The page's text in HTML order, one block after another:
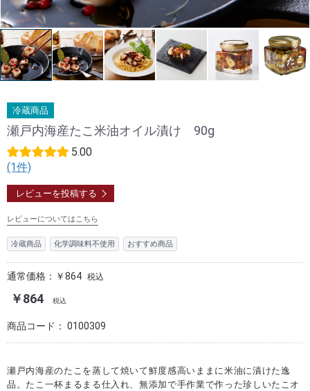
冷蔵商品
瀬戸内海産たこ米油オイル漬け 90g
5.00
(1件)
レビューを投稿する
レビューについてはこちら
冷蔵商品 化学調味料不使用 おすすめ商品
通常価格：￥864 税込
￥864 税込
商品コード： 0100309
瀬戸内海産のたこを蒸して焼いて鮮度感高いままに米油に漬けた逸
品。たこ一杯まるまる仕入れ、無添加で手作業で作った珍しいたこオ